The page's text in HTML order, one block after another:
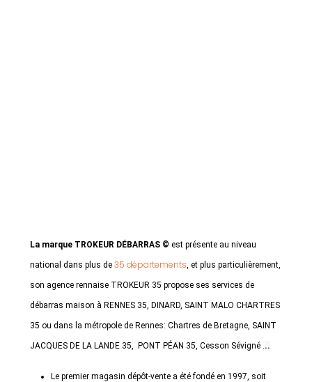
La marque TROKEUR DÉBARRAS © est présente au niveau
national dans plus de 35 départements, et plus particulièrement,
son agence rennaise TROKEUR 35 propose ses services de
débarras maison à RENNES 35, DINARD, SAINT MALO CHARTRES
35 ou dans la métropole de Rennes: Chartres de Bretagne, SAINT
JACQUES DE LA LANDE 35, PONT PÉAN 35, Cesson Sévigné ...
Le premier magasin dépôt-vente a été fondé en 1997, soit